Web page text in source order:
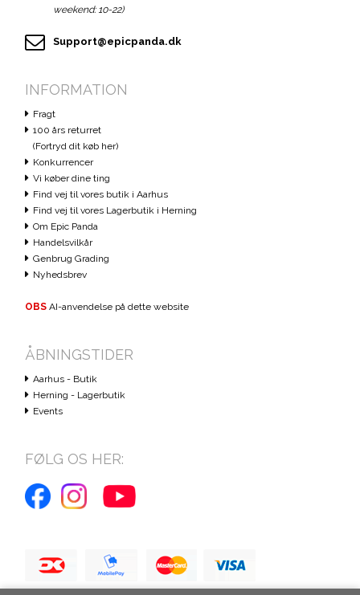
weekend: 10-22)
Support@epicpanda.dk
INFORMATION
Fragt
100 års returret
(Fortryd dit køb her)
Konkurrencer
Vi køber dine ting
Find vej til vores butik i Aarhus
Find vej til vores Lagerbutik i Herning
Om Epic Panda
Handelsvilkår
Genbrug Grading
Nyhedsbrev
OBS AI-anvendelse på dette website
ÅBNINGSTIDER
Aarhus - Butik
Herning - Lagerbutik
Events
FØLG OS HER: